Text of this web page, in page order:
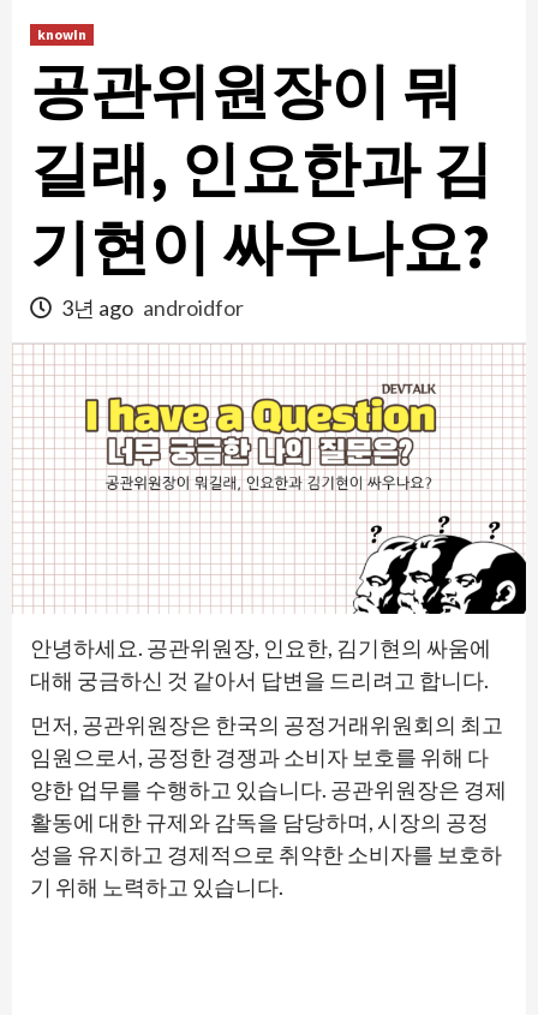
knowIn
공관위원장이 뭐
길래, 인요한과 김
기현이 싸우나요?
3년 ago androidfor
안녕하세요. 공관위원장, 인요한, 김기현의 싸움에
대해 궁금하신 것 같아서 답변을 드리려고 합니다.
먼저, 공관위원장은 한국의 공정거래위원회의 최고
임원으로서, 공정한 경쟁과 소비자 보호를 위해 다
양한 업무를 수행하고 있습니다. 공관위원장은 경제
활동에 대한 규제와 감독을 담당하며, 시장의 공정
성을 유지하고 경제적으로 취약한 소비자를 보호하
기 위해 노력하고 있습니다.